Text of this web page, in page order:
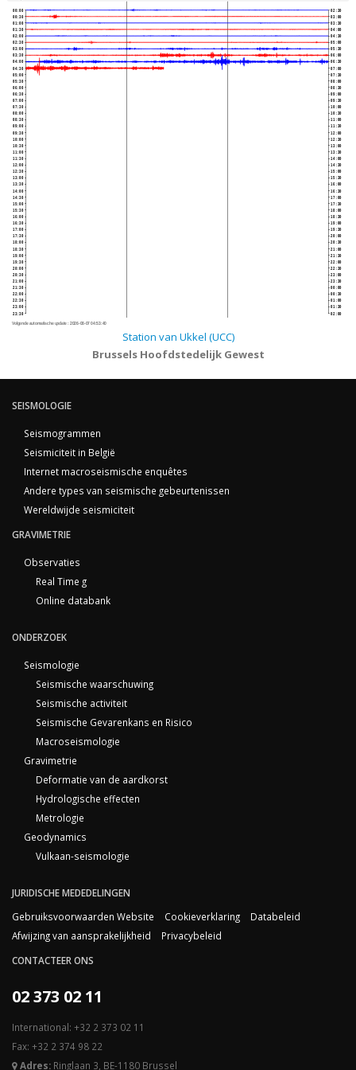
00:00
00:30
01:00
01:30
02:00
02:30
03:00
03:30
04:00
04:30
05:00
05:30
06:00
06:30
07:00
07:30
08:00
08:30
09:00
09:30
10:00
10:30
11:00
11:30
12:00
12:30
13:00
13:30
14:00
14:30
15:00
15:30
16:00
16:30
17:00
17:30
18:00
18:30
19:00
19:30
20:00
20:30
21:00
21:30
22:00
22:30
23:00
23:30
02:30
03:00
03:30
04:00
04:30
05:00
05:30
06:00
06:30
07:00
07:30
08:00
08:30
09:00
09:30
10:00
10:30
11:00
11:30
12:00
12:30
13:00
13:30
14:00
14:30
15:00
15:30
16:00
16:30
17:00
17:30
18:00
18:30
19:00
19:30
20:00
20:30
21:00
21:30
22:00
22:30
23:00
23:30
00:00
00:30
01:00
01:30
02:00
Volgende automatische update : 2026-08-07 04:53:40
Station van Ukkel (UCC)
Brussels Hoofdstedelijk Gewest
SEISMOLOGIE
Seismogrammen
Seismiciteit in België
Internet macroseismische enquêtes
Andere types van seismische gebeurtenissen
Wereldwijde seismiciteit
GRAVIMETRIE
Observaties
Real Time g
Online databank
ONDERZOEK
Seismologie
Seismische waarschuwing
Seismische activiteit
Seismische Gevarenkans en Risico
Macroseismologie
Gravimetrie
Deformatie van de aardkorst
Hydrologische effecten
Metrologie
Geodynamics
Vulkaan-seismologie
JURIDISCHE MEDEDELINGEN
Gebruiksvoorwaarden Website
Cookieverklaring
Databeleid
Afwijzing van aansprakelijkheid
Privacybeleid
CONTACTEER ONS
02 373 02 11
International: +32 2 373 02 11
Fax: +32 2 374 98 22
Adres: Ringlaan 3, BE-1180 Brussel